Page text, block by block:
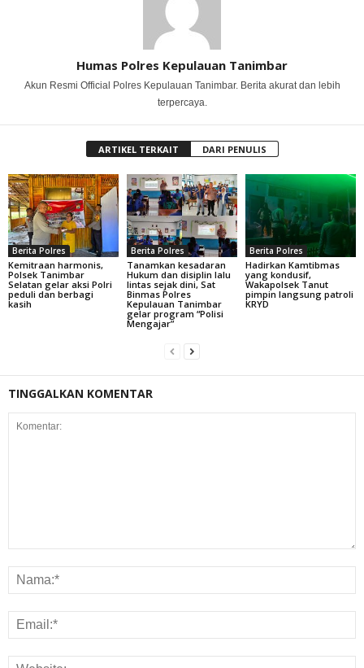
Humas Polres Kepulauan Tanimbar
Akun Resmi Official Polres Kepulauan Tanimbar. Berita akurat dan lebih
terpercaya.
ARTIKEL TERKAIT DARI PENULIS
Berita Polres
Kemitraan harmonis,
Polsek Tanimbar
Selatan gelar aksi Polri
peduli dan berbagi
kasih
Berita Polres
Tanamkan kesadaran
Hukum dan disiplin lalu
lintas sejak dini, Sat
Binmas Polres
Kepulauan Tanimbar
gelar program “Polisi
Mengajar”
Berita Polres
Hadirkan Kamtibmas
yang kondusif,
Wakapolsek Tanut
pimpin langsung patroli
KRYD
TINGGALKAN KOMENTAR